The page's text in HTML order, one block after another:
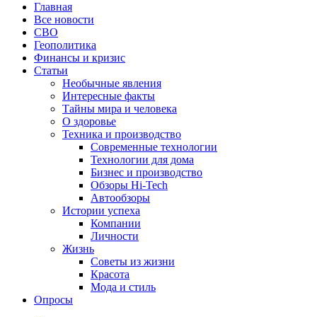
Главная
Все новости
СВО
Геополитика
Финансы и кризис
Статьи
Необычные явления
Интересные факты
Тайны мира и человека
О здоровье
Техника и производство
Современные технологии
Технологии для дома
Бизнес и производство
Обзоры Hi-Tech
Автообзоры
Истории успеха
Компании
Личности
Жизнь
Советы из жизни
Красота
Мода и стиль
Опросы